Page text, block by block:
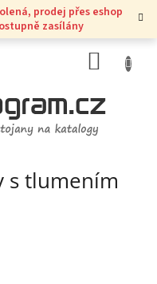
prodej přes eshop
zasílány
KOŠÍK
s tlumením